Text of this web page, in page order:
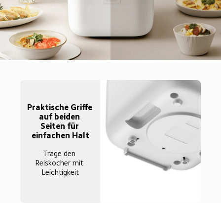
Praktische Griffe
auf beiden
Seiten für
einfachen Halt
Trage den
Reiskocher mit
Leichtigkeit